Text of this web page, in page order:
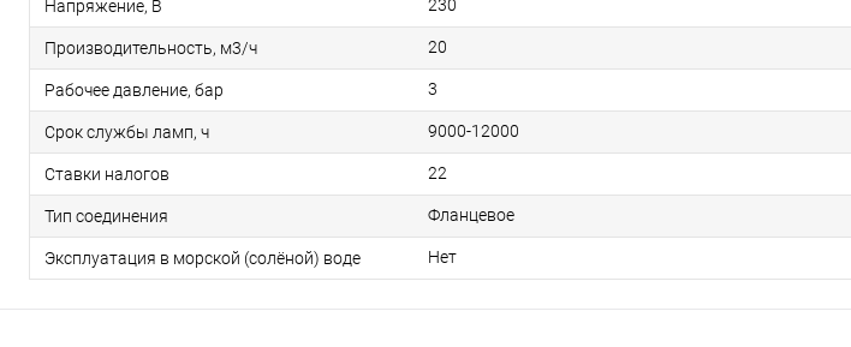
Напряжение, В 230
Производительность, м3/ч 20
Рабочее давление, бар 3
Срок службы ламп, ч 9000-12000
Ставки налогов 22
Тип соединения Фланцевое
Эксплуатация в морской (солёной) воде Нет